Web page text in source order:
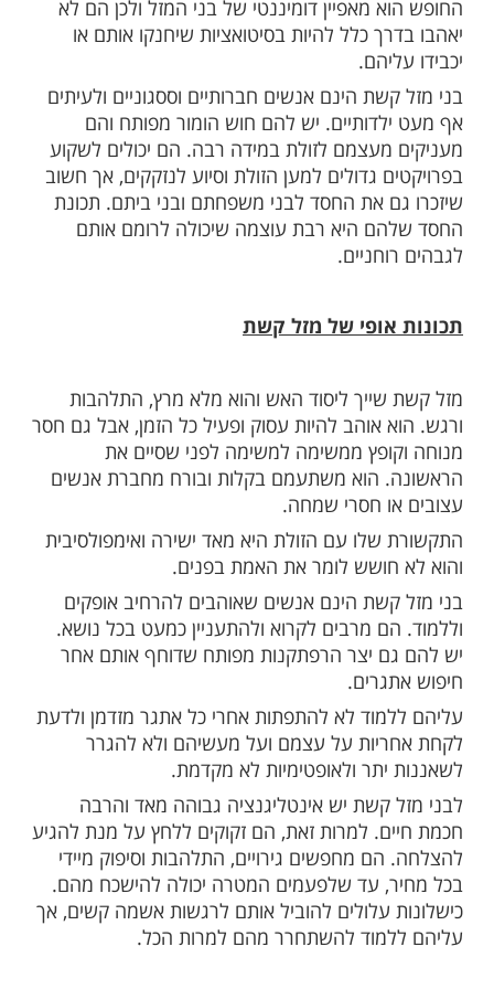
עוד תוכן חדש ומפתיע! התחברו לכל
שלנו בתהיליםבלחיצה כאן >>>​
כסליו הוא קשת. הקשת מסמל את החופש,
שיורה את חיציו בחופשיות, ללא מעצור.
מאפיין דומיננטי של בני המזל ולכן הם לא
יש להם חוש הומור מפותח והם
לזולת במידה רבה. הם יכולים לשקוע
גדולים למען הזולת וסיוע לנזקקים, אך חשוב
את החסד לבני משפחתם ובני ביתם. תכונת
היא רבת עוצמה שיכולה לרומם אותם
של מזל קשת
ליסוד האש והוא מלא מרץ, התלהבות
אוהב להיות עסוק ופעיל כל הזמן, אבל גם חסר
ממשימה למשימה לפני שסיים את
הוא משתעמם בקלות ובורח מחברת אנשים
חסרי שמחה.
עם הזולת היא מאד ישירה ואימפולסיבית
לומר את האמת בפנים.